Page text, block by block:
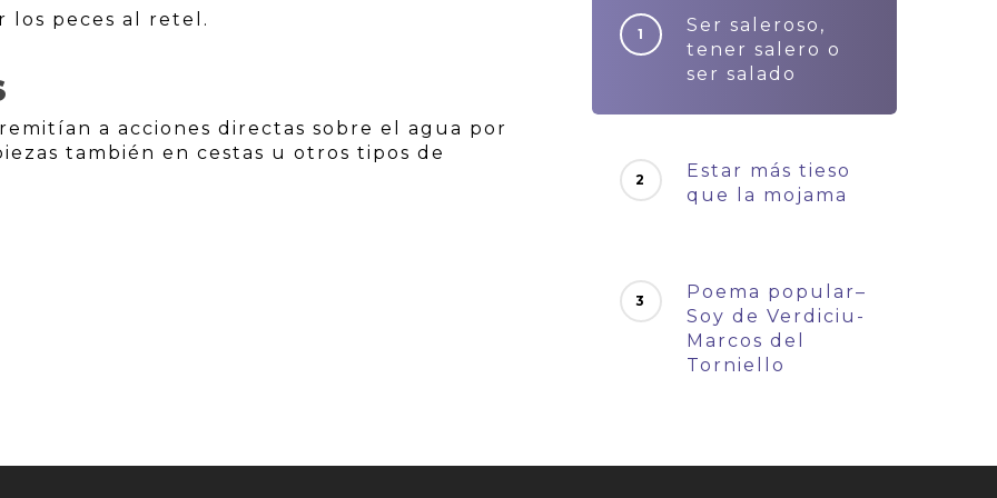
los peces al retel.
a acciones directas sobre el agua por
también en cestas u otros tipos de
Ser saleroso,
tener salero o
ser salado
Estar más tieso
que la mojama
Poema popular–
Soy de Verdiciu-
Marcos del
Torniello